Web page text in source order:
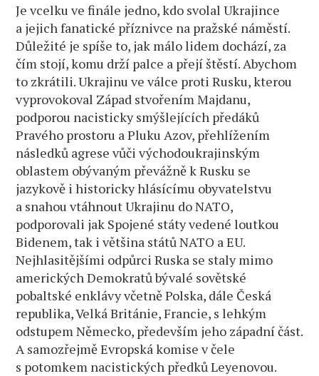
Je vcelku ve finále jedno, kdo svolal Ukrajince
a jejich fanatické příznivce na pražské náměstí.
Důležité je spíše to, jak málo lidem dochází, za
čím stojí, komu drží palce a přejí štěstí. Abychom
to zkrátili. Ukrajinu ve válce proti Rusku, kterou
vyprovokoval Západ stvořením Majdanu,
podporou nacisticky smýšlejících předáků
Pravého prostoru a Pluku Azov, přehlížením
následků agrese vůči východoukrajinským
oblastem obývaným převážně k Rusku se
jazykově i historicky hlásícímu obyvatelstvu
a snahou vtáhnout Ukrajinu do NATO,
podporovali jak Spojené státy vedené loutkou
Bidenem, tak i většina států NATO a EU.
Nejhlasitějšími odpůrci Ruska se staly mimo
amerických Demokratů bývalé sovětské
pobaltské enklávy včetně Polska, dále Česká
republika, Velká Británie, Francie, s lehkým
odstupem Německo, především jeho západní část.
A samozřejmě Evropská komise v čele
s potomkem nacistických předků Leyenovou.